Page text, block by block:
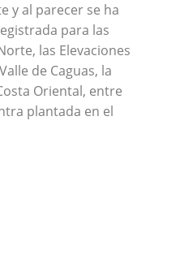
y al parecer se ha
para las
las Elevaciones
de Caguas, la
Oriental, entre
plantada en el